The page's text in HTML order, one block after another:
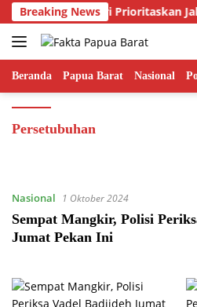
Langsung
ke
konten
Breaking News
Gubernur Fakhiri Prioritaskan
Beranda Papua Barat Nasional
Persetubuhan
Nasional 1 Oktober 2024
Sempat Mangkir, Polisi
Jumat Pekan Ini